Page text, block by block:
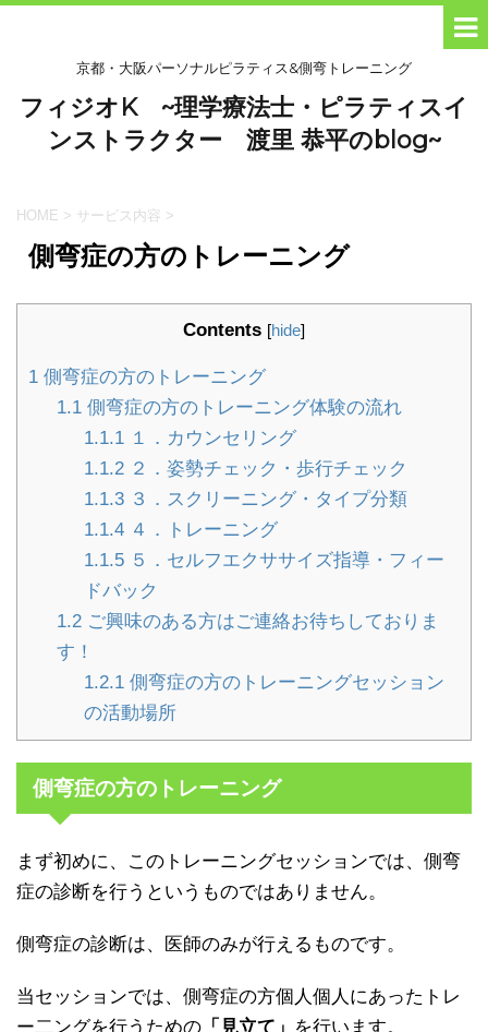
京都・大阪パーソナルピラティス&側弯トレーニング
フィジオK ~理学療法士・ピラティスイ
ンストラクター 渡里 恭平のblog~
HOME > サービス内容 >
側弯症の方のトレーニング
Contents [hide]
1 側弯症の方のトレーニング
1.1側弯症の方のトレーニング体験の流れ
1.1.1 １．カウンセリング
1.1.2 ２．姿勢チェック・歩行チェック
1.1.3 ３．スクリーニング・タイプ分類
1.1.4 ４．トレーニング
1.1.5 ５．セルフエクササイズ指導・フィー
ドバック
1.2ご興味のある方はご連絡お待ちしておりま
す！
1.2.1 側弯症の方のトレーニングセッション
の活動場所
側弯症の方のトレーニング
まず初めに、このトレーニングセッションでは、側弯
症の診断を行うというものではありません。
側弯症の診断は、医師のみが行えるものです。
当セッションでは、側弯症の方個人個人にあったトレ
ー二ングを行うための 「見立て」 を行います。